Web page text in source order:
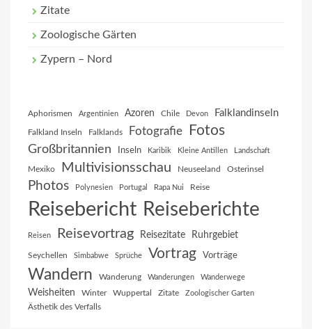
Zitate
Zoologische Gärten
Zypern – Nord
Aphorismen Argentinien Azoren Chile Devon Falklandinseln
Falkland Inseln Falklands Fotografie Fotos
Großbritannien Inseln Karibik Kleine Antillen Landschaft
Mexiko Multivisionsschau Neuseeland Osterinsel
Photos Polynesien Portugal Rapa Nui Reise
Reisebericht Reiseberichte
Reisen Reisevortrag Reisezitate Ruhrgebiet
Seychellen Simbabwe Sprüche Vortrag Vorträge
Wandern Wanderung Wanderungen Wanderwege
Weisheiten Winter Wuppertal Zitate Zoologischer Garten
Ästhetik des Verfalls